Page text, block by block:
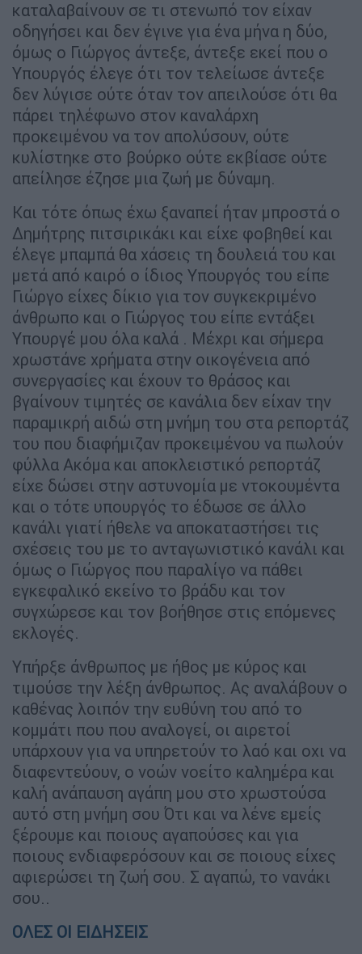
καταλαβαίνουν σε τι στενωπό τον είχαν
οδηγήσει και δεν έγινε για ένα μήνα η δύο,
όμως ο Γιώργος άντεξε, άντεξε εκεί που ο
Υπουργός έλεγε ότι τον τελείωσε άντεξε
δεν λύγισε ούτε όταν τον απειλούσε ότι θα
πάρει τηλέφωνο στον καναλάρχη
προκειμένου να τον απολύσουν, ούτε
κυλίστηκε στο βούρκο ούτε εκβίασε ούτε
απείλησε έζησε μια ζωή με δύναμη.
Και τότε όπως έχω ξαναπεί ήταν μπροστά ο
Δημήτρης πιτσιρικάκι και είχε φοβηθεί και
έλεγε μπαμπά θα χάσεις τη δουλειά του και
μετά από καιρό ο ίδιος Υπουργός του είπε
Γιώργο είχες δίκιο για τον συγκεκριμένο
άνθρωπο και ο Γιώργος του είπε εντάξει
Υπουργέ μου όλα καλά . Μέχρι και σήμερα
χρωστάνε χρήματα στην οικογένεια από
συνεργασίες και έχουν το θράσος και
βγαίνουν τιμητές σε κανάλια δεν είχαν την
παραμικρή αιδώ στη μνήμη του στα ρεπορτάζ
του που διαφήμιζαν προκειμένου να πωλούν
φύλλα Ακόμα και αποκλειστικό ρεπορτάζ
είχε δώσει στην αστυνομία με ντοκουμέντα
και ο τότε υπουργός το έδωσε σε άλλο
κανάλι γιατί ήθελε να αποκαταστήσει τις
σχέσεις του με το ανταγωνιστικό κανάλι και
όμως ο Γιώργος που παραλίγο να πάθει
εγκεφαλικό εκείνο το βράδυ και τον
συγχώρεσε και τον βοήθησε στις επόμενες
εκλογές.
Υπήρξε άνθρωπος με ήθος με κύρος και
τιμούσε την λέξη άνθρωπος. Ας αναλάβουν ο
καθένας λοιπόν την ευθύνη του από το
κομμάτι που που αναλογεί, οι αιρετοί
υπάρχουν για να υπηρετούν το λαό και οχι να
διαφεντεύουν, ο νοών νοείτο καλημέρα και
καλή ανάπαυση αγάπη μου στο χρωστούσα
αυτό στη μνήμη σου Ότι και να λένε εμείς
ξέρουμε και ποιους αγαπούσες και για
ποιους ενδιαφερόσουν και σε ποιους είχες
αφιερώσει τη ζωή σου. Σ αγαπώ, το νανάκι
σου..
ΟΛΕΣ ΟΙ ΕΙΔΗΣΕΙΣ